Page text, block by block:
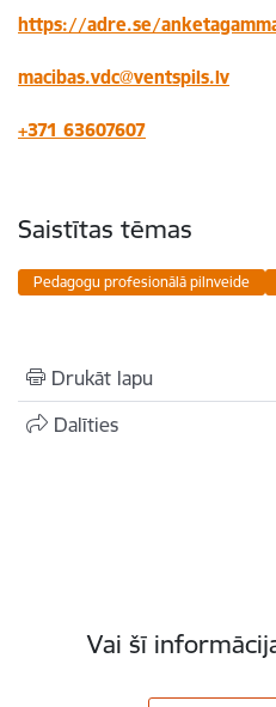
https://adre.se/
macibas.vdc@ventspils.lv
+371 63607607
Saistītas tēmas
Pedagogu profesionālā pilnveide
Drukāt lapu
Dalīties
Vai šī